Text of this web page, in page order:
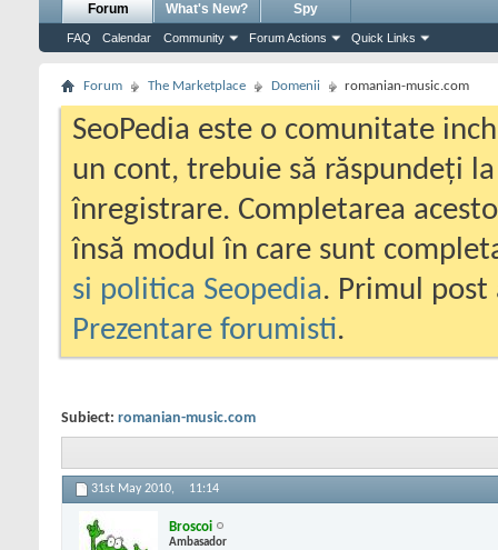
Forum
FAQ Calendar Community Forum Actions Quick Links
What's New? Spy
Forum The Marketplace Domenii romanian-music.com
SeoPedia este o comunitate
un cont, trebuie să răspundeți
înregistrare. Completarea
însă modul în care sunt
si politica Seopedia. Primul
Prezentare forumisti.
Subiect: romanian-music.com
31st May 2010, 11:14
Broscoi
Ambasador